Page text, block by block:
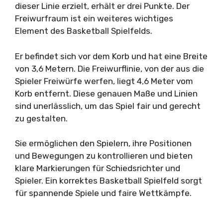
dieser Linie erzielt, erhält er drei Punkte. Der
Freiwurfraum ist ein weiteres wichtiges
Element des Basketball Spielfelds.
Er befindet sich vor dem Korb und hat eine Breite
von 3,6 Metern. Die Freiwurflinie, von der aus die
Spieler Freiwürfe werfen, liegt 4,6 Meter vom
Korb entfernt. Diese genauen Maße und Linien
sind unerlässlich, um das Spiel fair und gerecht
zu gestalten.
Sie ermöglichen den Spielern, ihre Positionen
und Bewegungen zu kontrollieren und bieten
klare Markierungen für Schiedsrichter und
Spieler. Ein korrektes Basketball Spielfeld sorgt
für spannende Spiele und faire Wettkämpfe.